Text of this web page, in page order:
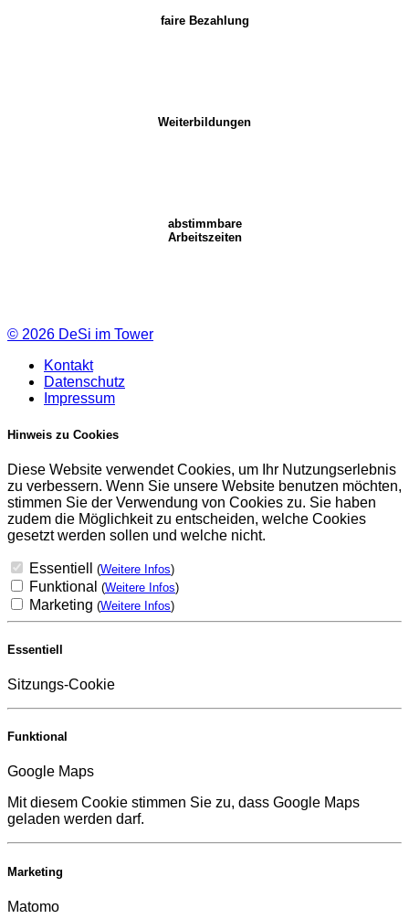
faire Bezahlung
Weiterbildungen
abstimmbare
Arbeitszeiten
© 2026 DeSi im Tower
Kontakt
Datenschutz
Impressum
Hinweis zu Cookies
Diese Website verwendet Cookies, um Ihr Nutzungserlebnis
zu verbessern. Wenn Sie unsere Website benutzen möchten,
stimmen Sie der Verwendung von Cookies zu. Sie haben
zudem die Möglichkeit zu entscheiden, welche Cookies
gesetzt werden sollen und welche nicht.
Essentiell (Weitere Infos)
Funktional (Weitere Infos)
Marketing (Weitere Infos)
Essentiell
Sitzungs-Cookie
Funktional
Google Maps
Mit diesem Cookie stimmen Sie zu, dass Google Maps
geladen werden darf.
Marketing
Matomo